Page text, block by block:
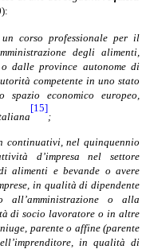
corso professionale per il
degli alimenti,
dalle province autonome di
competente in uno stato
spazio economico europeo,
[15]
;
continuativi, nel quinquennio
d’impresa nel settore
alimenti e bevande o avere
in qualità di dipendente
o alla
di socio lavoratore o in altre
parente o affine (parente
in qualità di